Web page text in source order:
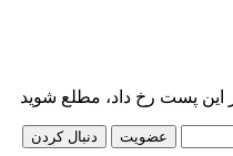
این پست رخ داد، مطلع شوید
عضویت دنبال کردن